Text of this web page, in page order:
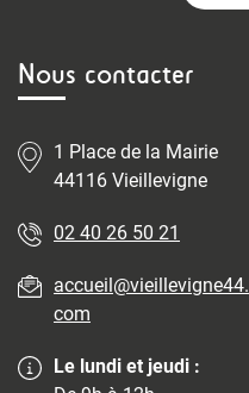
Nous contacter
1 Place de la Mairie
44116 Vieillevigne
02 40 26 50 21
accueil@vieillevigne44.
com
Le lundi et jeudi :